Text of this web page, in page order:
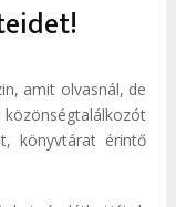
amit olvasnál, de
közönségtalálkozót
könyvtárat érintő